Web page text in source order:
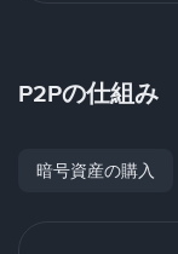
P2Pの仕組み
暗号資産の購入